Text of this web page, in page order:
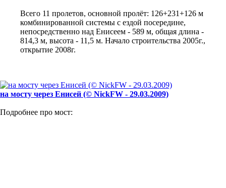
Всего 11 пролетов, основной пролёт: 126+231+126 м
комбинированной системы с ездой посередине,
непосредственно над Енисеем - 589 м, общая длина -
814,3 м, высота - 11,5 м. Начало строительства 2005г.,
открытие 2008г.
на мосту через Енисей (© NickFW - 29.03.2009)
Подробнее про мост: